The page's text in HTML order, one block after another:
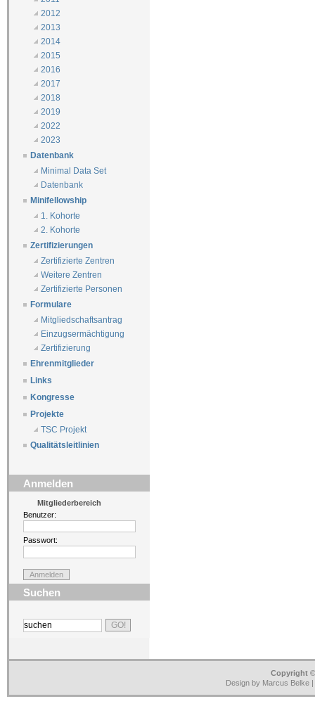
2012
2013
2014
2015
2016
2017
2018
2019
2022
2023
Datenbank
Minimal Data Set
Datenbank
Minifellowship
1. Kohorte
2. Kohorte
Zertifizierungen
Zertifizierte Zentren
Weitere Zentren
Zertifizierte Personen
Formulare
Mitgliedschaftsantrag
Einzugsermächtigung
Zertifizierung
Ehrenmitglieder
Links
Kongresse
Projekte
TSC Projekt
Qualitätsleitlinien
Anmelden
Mitgliederbereich
Benutzer:
Passwort:
Suchen
Copyright
Design by Marcus Belke